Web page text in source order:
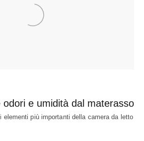
odori e umidità dal materasso
elementi più importanti della camera da letto